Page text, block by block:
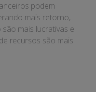
podem
mais retorno,
mais lucrativas e
recursos são mais